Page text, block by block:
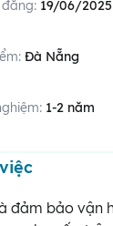
19/06/2025
Đà Nẵng
1-2 năm
đảm bảo vận